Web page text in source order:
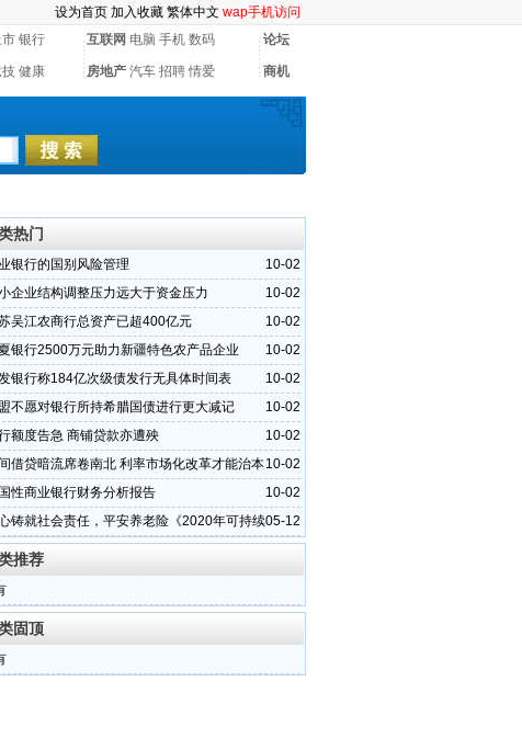
设为首页 加入收藏 繁体中文 wap手机访问
银行 互联网 电脑 手机 数码 论坛
健康 房地产 汽车 招聘 情爱 商机
热门
10-02
银行的国别风险管理
10-02
企业结构调整压力远大于资金压力
10-02
吴江农商行总资产已超400亿元
10-02
银行2500万元助力新疆特色农产品企业
10-02
银行称184亿次级债发行无具体时间表
10-02
不愿对银行所持希腊国债进行更大减记
10-02
额度告急 商铺贷款亦遭殃
10-02
借贷暗流席卷南北 利率市场化改革才能治本
10-02
性商业银行财务分析报告
05-12
铸就社会责任，平安养老险《2020年可持续
报告》获金诺奖
推荐
固顶